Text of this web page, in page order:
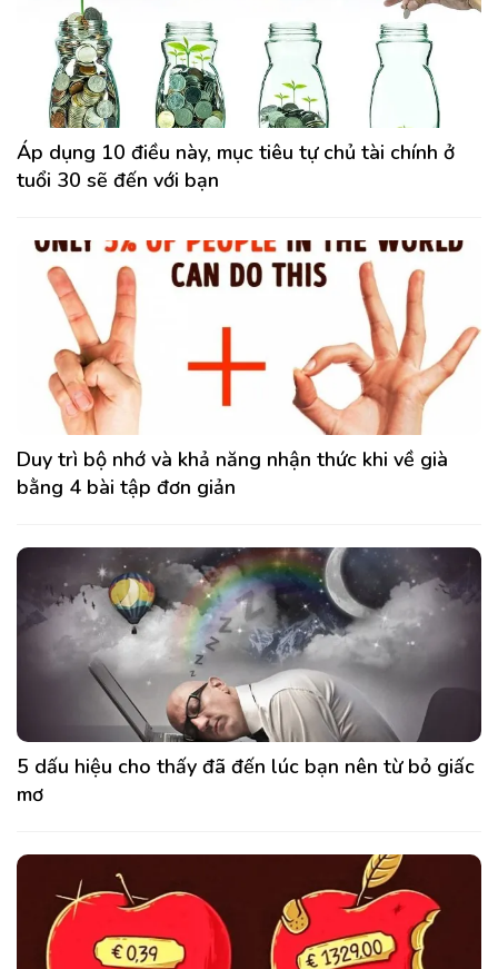
Áp dụng 10 điều này, mục tiêu tự chủ tài chính ở
tuổi 30 sẽ đến với bạn
Duy trì bộ nhớ và khả năng nhận thức khi về già
bằng 4 bài tập đơn giản
5 dấu hiệu cho thấy đã đến lúc bạn nên từ bỏ giấc
mơ